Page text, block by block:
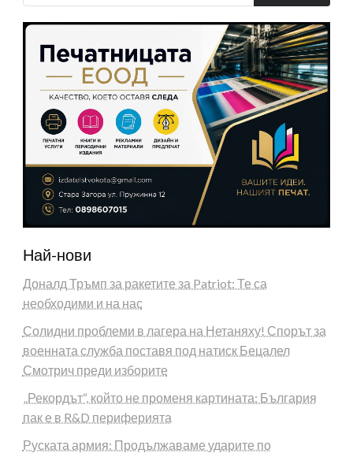
Най-нови
Доналд Тръмп за ракетите за Patriot: Те са
необходими и на нас
Солидни проблеми в лагера на Нетаняху! Спорът за
военната служба поставя под натиск Бецалел
Смотрич преди изборите
„Рекордът“, който не променя картината: България
пак е в R&D периферията
Руската армия: Продължаваме ударите по